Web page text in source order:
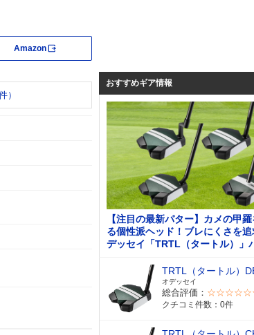
Amazon
）
おすすめギア情報
【注目の最新パター】カメの甲
る個性派ヘッド！ブレにくさを
デッセイ「TRTL（タートル）」
TRTL（タートル）
オデッセイ
総合評価：
クチコミ件数：0件